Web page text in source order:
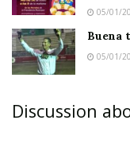
05/01/
Buena
05/01/
Discussion